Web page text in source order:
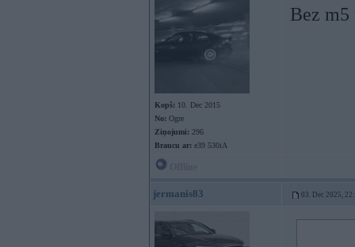
Kopš: 10. Dec 2015
No: Ogre
Ziņojumi: 296
Braucu ar: e39 530iA
Bez
jermanis83 03. Dec 2025,